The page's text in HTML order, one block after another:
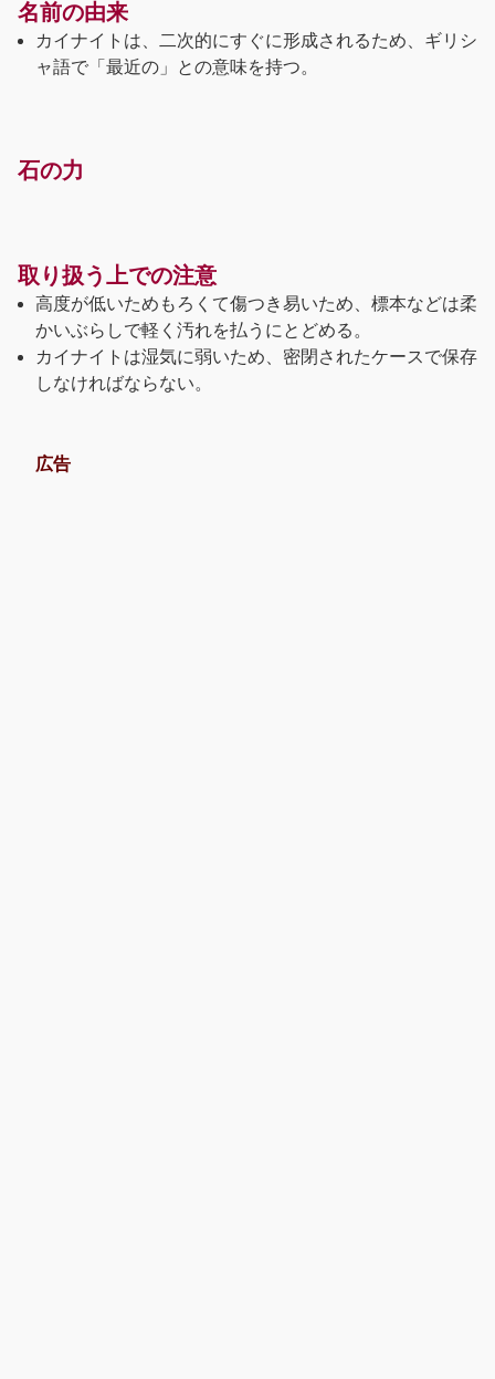
名前の由来
カイナイトは、二次的にすぐに形成されるため、ギリシ
ャ語で「最近の」との意味を持つ。
石の力
取り扱う上での注意
高度が低いためもろくて傷つき易いため、標本などは柔
かいぶらしで軽く汚れを払うにとどめる。
カイナイトは湿気に弱いため、密閉されたケースで保存
しなければならない。
広告